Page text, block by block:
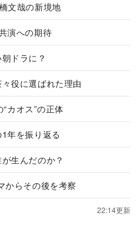
文哉の新境地
演への期待
ドラに？
役に選ばれた理由
“カオス”の正体
年を振り返る
が生んだのか？
からその後を考察
22:14更新